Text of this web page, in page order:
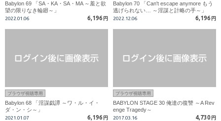
Babylon 69 「SA・KA・SA・MA ～羞と欲
望の限りなき輪廻～」
2022.01.06 6,196 円
Babylon 70 「Can't escape anymore もう
逃げられない… ～淫謀と計略の手～」
2022.12.06 6,196 円
ブラウザ視聴専用
Babylon 68 「淫謀戯譚 ～ワ・ル・イ・
ダ・ン・シ～」
2021.01.07 6,196 円
ブラウザ視聴専用
BABYLON STAGE 30 俺達の復讐 ～A Rev
enge Tragedy～
2017.03.16 4,730 円